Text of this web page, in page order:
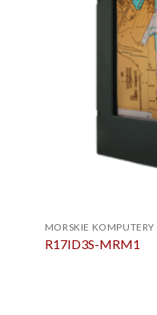
MORSKIE
R17ID3S-MRM1